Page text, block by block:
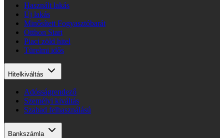
Használt lakás
Új lakás
Minősített Fogyasztóbarát
Otthon Start
Piaci zöld hitel
Türelmi idős
Hitelkiváltás
Adósságrendező
Személyi kiváltás
Szabad felhasználású
Bankszámla